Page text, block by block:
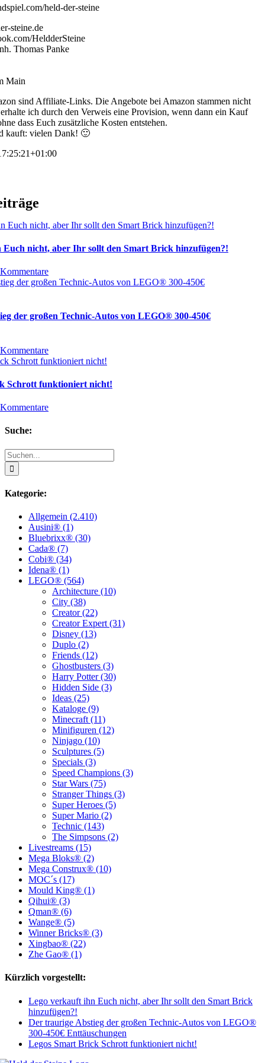
held-der-steine
steine.de
HeldderSteine
Thomas Panke
Main
sind Affiliate-Links. Die Angebote bei Amazon stammen nicht
ich durch den Verweis eine Provision, wenn dann ein Kauf
dass Euch zusätzliche Kosten entstehen.
kauft: vielen Dank! 🙂
nicht, aber Ihr sollt den Smart Brick hinzufügen?!
der großen Technic-Autos von LEGO® 300-450€
Schrott funktioniert nicht!
Suche:
Suche
nach:
Kategorie:
Allgemein (2.410)
Ausini® (1)
Bluebrixx® (30)
Cada® (7)
Cobi® (34)
Idena® (1)
LEGO® (564)
Architecture (10)
City (38)
Creator (22)
Creator Expert (31)
Disney (13)
Duplo (2)
Friends (12)
Ghostbusters (3)
Harry Potter (30)
Hidden Side (3)
Ideas (25)
Kataloge (9)
Minecraft (11)
Minifiguren (12)
Ninjago (10)
Sculptures (5)
Specials (3)
Speed Champions (3)
Star Wars (75)
Stranger Things (3)
Super Heroes (5)
Super Mario (2)
Technic (143)
The Simpsons (2)
Livestreams (15)
Mega Bloks® (2)
Mega Construx® (10)
MOC´s (17)
Mould King® (1)
Qihui® (3)
Qman® (6)
Wange® (5)
Winner Bricks® (3)
Xingbao® (22)
Zhe Gao® (1)
Kürzlich vorgestellt:
Lego verkauft ihn Euch nicht, aber Ihr sollt den Smart Brick
hinzufügen?!
Der traurige Abstieg der großen Technic-Autos von LEGO®
300-450€ Enttäuschungen
Legos Smart Brick Schrott funktioniert nicht!